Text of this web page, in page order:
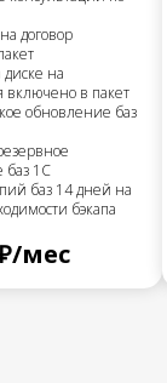
договор
диске на
включено в пакет
обновление баз
баз 1С
баз 14 дней на
бэкапа
мес